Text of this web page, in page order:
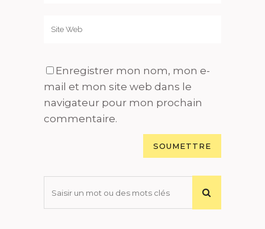
Enregistrer mon nom, mon e-
mail et mon site web dans le
navigateur pour mon prochain
commentaire.